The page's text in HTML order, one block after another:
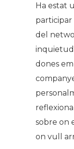
Ha estat
participar
del
dones
sobre on
on vull